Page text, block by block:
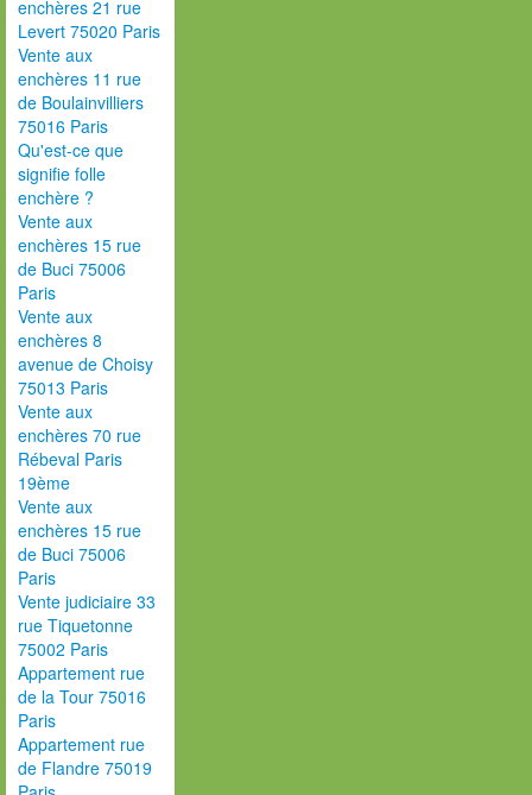
enchères 21 rue
Levert 75020 Paris
Vente aux
enchères 11 rue
de Boulainvilliers
75016 Paris
Qu'est-ce que
signifie folle
enchère ?
Vente aux
enchères 15 rue
de Buci 75006
Paris
Vente aux
enchères 8
avenue de Choisy
75013 Paris
Vente aux
enchères 70 rue
Rébeval Paris
19ème
Vente aux
enchères 15 rue
de Buci 75006
Paris
Vente judiciaire 33
rue Tiquetonne
75002 Paris
Appartement rue
de la Tour 75016
Paris
Appartement rue
de Flandre 75019